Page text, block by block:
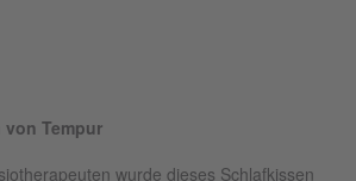
von Tempur
wurde dieses Schlafkissen